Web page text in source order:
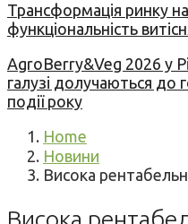
Трансформація ринку
функціональність
AgroBerry&Veg 2026 у
галузі долучаються до
події року
Home
Новини
Висока